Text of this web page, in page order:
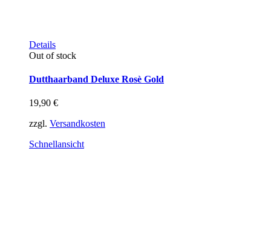
DetailsDieses
Produkt
mehrere
auf.
Die
Optionen
können
auf
Out of stock
Dutthaarband Deluxe Rosè Gold
19,90 €
zzgl. Versandkosten
Schnellansicht